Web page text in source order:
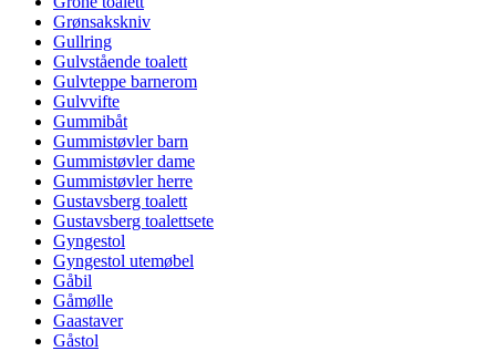
Grønsakskniv
Gullring
Gulvstående toalett
Gulvteppe barnerom
Gulvvifte
Gummibåt
Gummistøvler barn
Gummistøvler dame
Gummistøvler herre
Gustavsberg toalett
Gustavsberg toalettsete
Gyngestol
Gyngestol utemøbel
Gåbil
Gåmølle
Gaastaver
Gåstol